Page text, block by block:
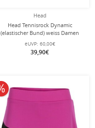
Head
Head Tennisrock Dynamic
(elastischer Bund) weiss Damen
eUVP: 60,00€
39,90€
10% reduziert